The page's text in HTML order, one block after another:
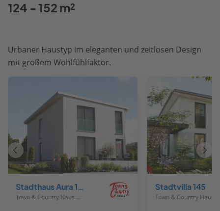
124 - 152 m²
Urbaner Haustyp im eleganten und zeitlosen Design
mit großem Wohlfühlfaktor.
Stadthaus Aura 136
Town & Country Haus Deutschland
Stadtvilla 145
Vorheriges
Haus
Haus